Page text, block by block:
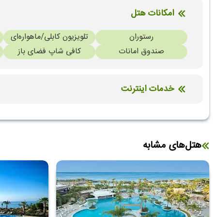
امکانات هتل
رستوران
تلویزیون کابلی/ماهواره‌ای
صندوق امانات
کافی شاپ فضای باز
خدمات اینترنت
هتل‌های مشابه